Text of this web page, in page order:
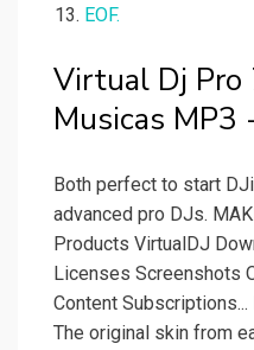
EOF.
Virtual Dj Pro
Musicas MP3
Both perfect to start
advanced pro DJs.
Products VirtualDJ
Licenses Screenshots
Content
The original skin from